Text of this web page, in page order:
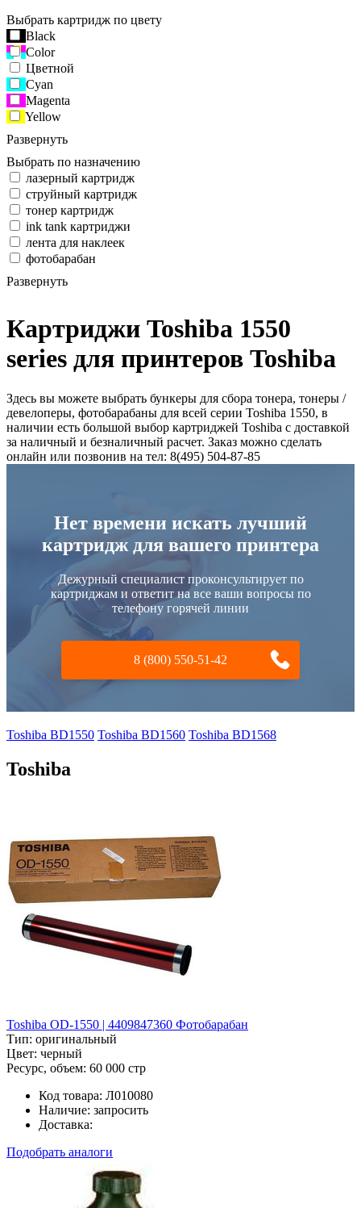
Выбрать картридж по цвету
Black
Color
Цветной
Cyan
Magenta
Yellow
Развернуть
Выбрать по назначению
лазерный картридж
струйный картридж
тонер картридж
ink tank картриджи
лента для наклеек
фотобарабан
Развернуть
Картриджи Toshiba 1550
series для принтеров Toshiba
Здесь вы можете выбрать бункеры для сбора тонера, тонеры /
девелоперы, фотобарабаны для всей серии Toshiba 1550, в
наличии есть большой выбор картриджей Toshiba с доставкой
за наличный и безналичный расчет. Заказ можно сделать
онлайн или позвонив на тел: 8(495) 504-87-85
Нет времени искать лучший
картридж для вашего принтера
Дежурный специалист проконсультирует по
картриджам и ответит на все ваши вопросы по
телефону горячей линии
8 (800) 550-51-42
Toshiba BD1550 Toshiba BD1560 Toshiba BD1568
Toshiba
Toshiba OD-1550 | 4409847360 Фотобарабан
Тип: оригинальный
Цвет: черный
Ресурс, объем: 60 000 стр
Код товара: Л010080
Наличие: запросить
Доставка:
Подобрать аналоги